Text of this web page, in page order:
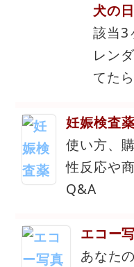
犬の
該当3
レン
てた
妊娠検査薬
使い方、
性反応や
Q&A
エコー
あなた